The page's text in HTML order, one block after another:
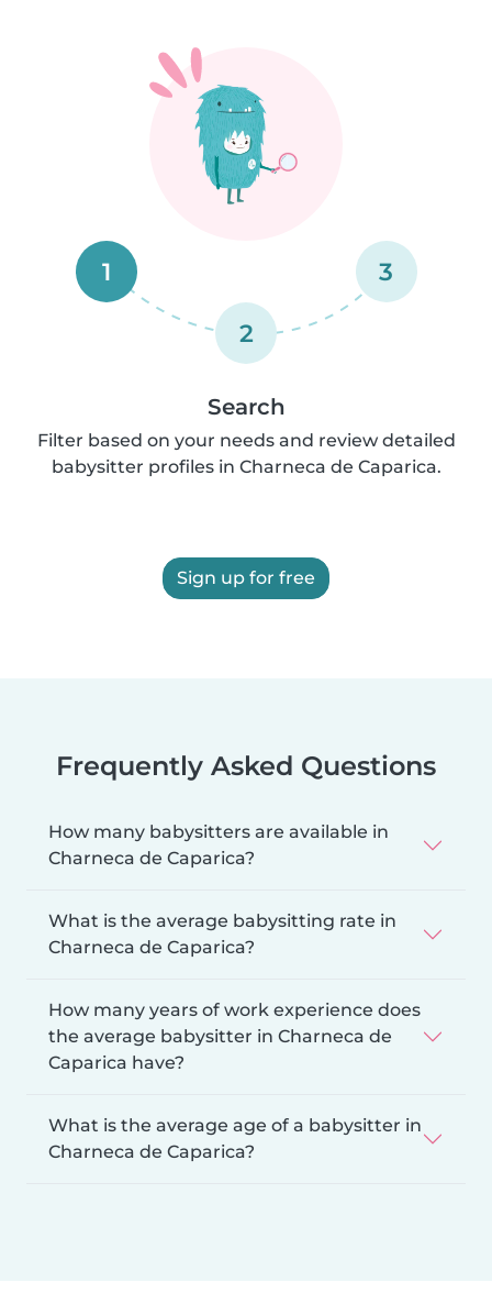
1
2
3
Search
Filter based on your needs and review detailed
babysitter profiles in Charneca de Caparica.
Sign up for free
Frequently Asked Questions
How many babysitters are available in
Charneca de Caparica?
What is the average babysitting rate in
Charneca de Caparica?
How many years of work experience does
the average babysitter in Charneca de
Caparica have?
What is the average age of a babysitter in
Charneca de Caparica?